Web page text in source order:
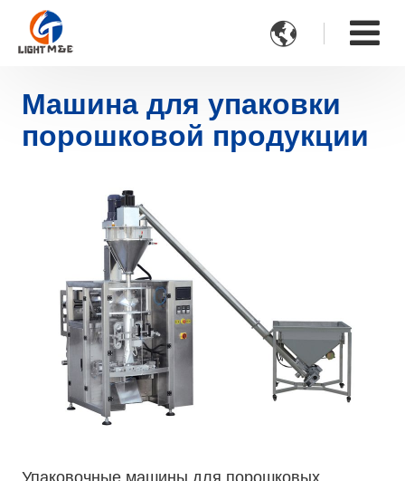

Машина для упаковки
порошковой продукции
Упаковочные машины для порошковых